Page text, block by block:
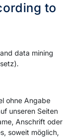
to
data mining
ohne Angabe
unseren Seiten
Anschrift oder
soweit möglich,